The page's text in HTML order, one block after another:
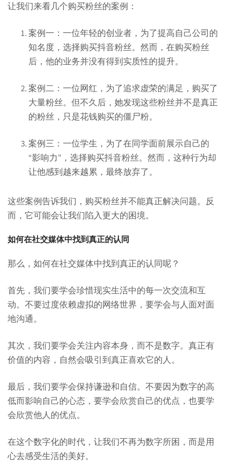
让我们来看几个购买粉丝的案例：
案例一：一位年轻的创业者，为了提高自己公司的
知名度，选择购买抖音粉丝。然而，在购买粉丝
后，他的业务并没有得到实质性的提升。
案例二：一位网红，为了追求虚荣的满足，购买了
大量粉丝。但不久后，她发现这些粉丝并不是真正
的粉丝，只是花钱购买的僵尸粉。
案例三：一位学生，为了在同学面前展示自己的
“影响力”，选择购买抖音粉丝。然而，这种行为却
让他感到越来越累，最终放弃了。
这些案例告诉我们，购买粉丝并不能真正解决问题。反
而，它可能会让我们陷入更大的困境。
如何在社交媒体中找到真正的认同
那么，如何在社交媒体中找到真正的认同呢？
首先，我们要学会珍惜现实生活中的每一次交流和互
动。不要过度依赖虚拟的网络世界，要学会与人面对面
地沟通。
其次，我们要学会关注内容本身，而不是数字。真正有
价值的内容，自然会吸引到真正喜欢它的人。
最后，我们要学会保持谦逊和自信。不要因为数字的高
低而影响自己的心态，要学会欣赏自己的优点，也要学
会欣赏他人的优点。
在这个数字化的时代，让我们不再为数字所困，而是用
心去感受生活的美好。